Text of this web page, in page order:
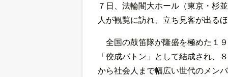
７日、法輪閣大ホール（東京・杉
人が観覧に訪れ、立ち見客が出る
全国の鼓笛隊が隆盛を極めた１
「佼成バトン」として結成され、
から社会人まで幅広い世代のメン